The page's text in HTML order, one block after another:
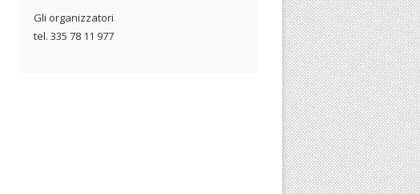
Gli organizzatori
tel. 335 78 11 977